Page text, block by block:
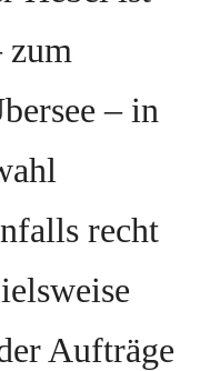
zum
– in
recht
Aufträge